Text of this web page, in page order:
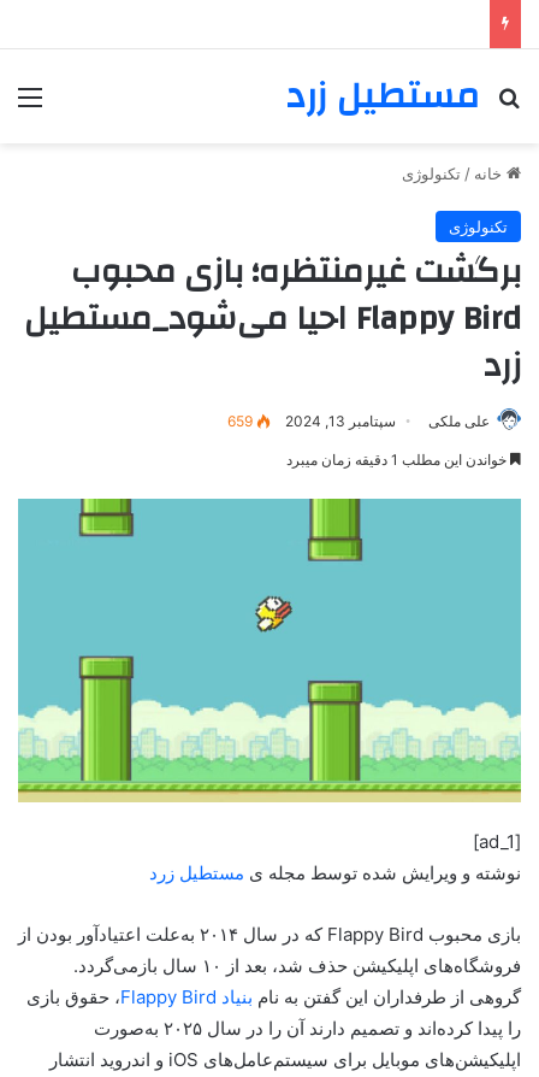
مستطیل زرد
خانه / تکنولوژی
تکنولوژی
برگشت غیرمنتظره؛ بازی محبوب
Flappy Bird احیا می‌شود_مستطیل
زرد
علی ملکی سپتامبر 13, 2024 659
خواندن این مطلب 1 دقیقه زمان میبرد
[ad_1]
نوشته و ویرایش شده توسط مجله ی مستطیل زرد
بازی محبوب Flappy Bird که در سال ۲۰۱۴ به‌علت اعتیادآور بودن از
فروشگاه‌های اپلیکیشن حذف شد، بعد از ۱۰ سال بازمی‌گردد.
گروهی از طرفداران این گفتن به نام بنیاد Flappy Bird
، حقوق بازی
را پیدا کرده‌اند و تصمیم دارند آن را در سال ۲۰۲۵ به‌صورت
اپلیکیشن‌های موبایل برای سیستم‌عامل‌های iOS و اندروید انتشار